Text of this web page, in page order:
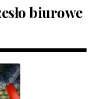
biurowe